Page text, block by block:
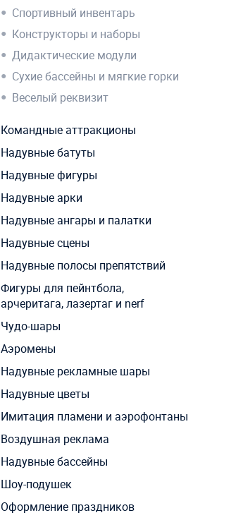
Спортивный инвентарь
Конструкторы и наборы
Дидактические модули
Сухие бассейны и мягкие горки
Веселый реквизит
Командные аттракционы
Надувные батуты
Надувные фигуры
Надувные арки
Надувные ангары и палатки
Надувные сцены
Надувные полосы препятствий
Фигуры для пейнтбола,
арчеритага, лазертаг и nerf
Чудо-шары
Аэромены
Надувные рекламные шары
Надувные цветы
Имитация пламени и аэрофонтаны
Воздушная реклама
Надувные бассейны
Шоу-подушек
Оформление праздников